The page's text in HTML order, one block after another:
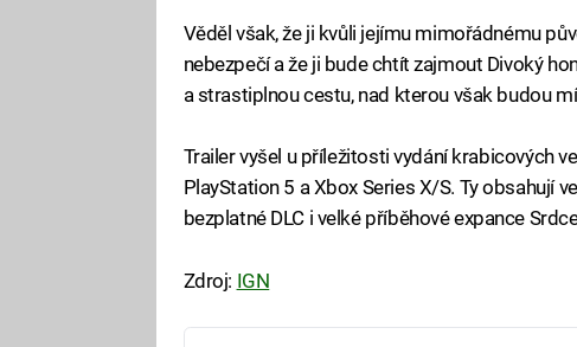
Věděl však, že ji kvůli jejímu mimořádnému
nebezpečí a že ji bude chtít zajmout Divoký
a strastiplnou cestu, nad kterou však budou
Trailer vyšel u příležitosti vydání krabicových
PlayStation 5 a Xbox Series X/S. Ty obsahují
bezplatné DLC i velké příběhové expance
Zdroj: IGN